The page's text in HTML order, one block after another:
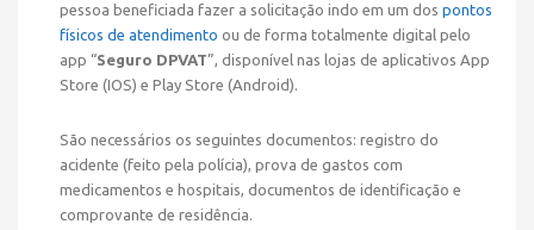
pessoa beneficiada fazer a solicitação indo em um dos pontos
físicos de atendimento ou de forma totalmente digital pelo
app “Seguro DPVAT”, disponível nas lojas de aplicativos App
Store (IOS) e Play Store (Android).
São necessários os seguintes documentos: registro do
acidente (feito pela polícia), prova de gastos com
medicamentos e hospitais, documentos de identificação e
comprovante de residência.